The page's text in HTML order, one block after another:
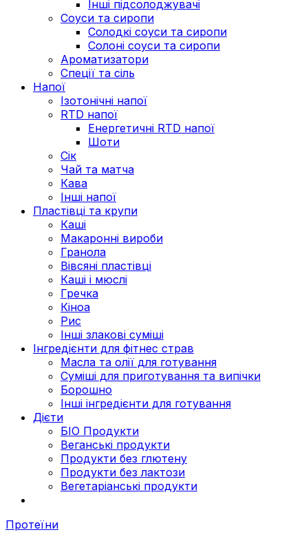
Інші підсолоджувачі
Соуси та сиропи
Солодкі соуси та сиропи
Солоні соуси та сиропи
Ароматизатори
Спеції та сіль
Напої
Ізотонічні напої
RTD напої
Енергетичні RTD напої
Шоти
Сік
Чай та матча
Кава
Інші напої
Пластівці та крупи
Каші
Макаронні вироби
Гранола
Вівсяні пластівці
Каші і мюслі
Гречка
Кіноа
Рис
Інші злакові суміші
Інгредієнти для фітнес страв
Масла та олії для готування
Суміші для приготування та випічки
Борошно
Інші інгредієнти для готування
Дієти
БІО Продукти
Веганські продукти
Продукти без глютену
Продукти без лактози
Вегетаріанські продукти
Протеїни